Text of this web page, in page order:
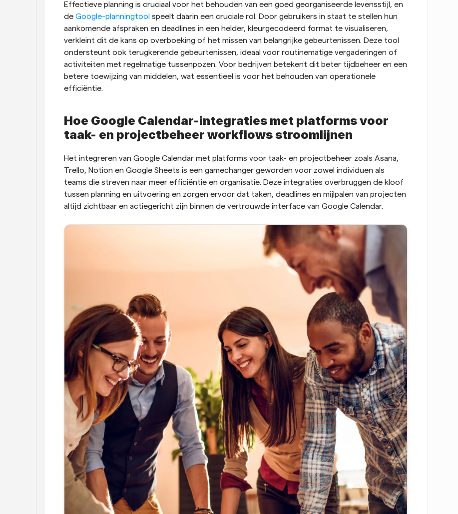
Effectieve planning is cruciaal voor het behouden van een goed georganiseerde levensstijl, en
de Google-planningtool speelt daarin een cruciale rol. Door gebruikers in staat te stellen hun
aankomende afspraken en deadlines in een helder, kleurgecodeerd format te visualiseren,
verkleint dit de kans op overboeking of het missen van belangrijke gebeurtenissen. Deze tool
ondersteunt ook terugkerende gebeurtenissen, ideaal voor routinematige vergaderingen of
activiteiten met regelmatige tussenpozen. Voor bedrijven betekent dit beter tijdbeheer en een
betere toewijzing van middelen, wat essentieel is voor het behouden van operationele
efficiëntie.
Hoe Google Calendar-integraties met platforms voor
taak- en projectbeheer workflows stroomlijnen
Het integreren van Google Calendar met platforms voor taak- en projectbeheer zoals Asana,
Trello, Notion en Google Sheets is een gamechanger geworden voor zowel individuen als
teams die streven naar meer efficiëntie en organisatie. Deze integraties overbruggen de kloof
tussen planning en uitvoering en zorgen ervoor dat taken, deadlines en mijlpalen van projecten
altijd zichtbaar en actiegericht zijn binnen de vertrouwde interface van Google Calendar.